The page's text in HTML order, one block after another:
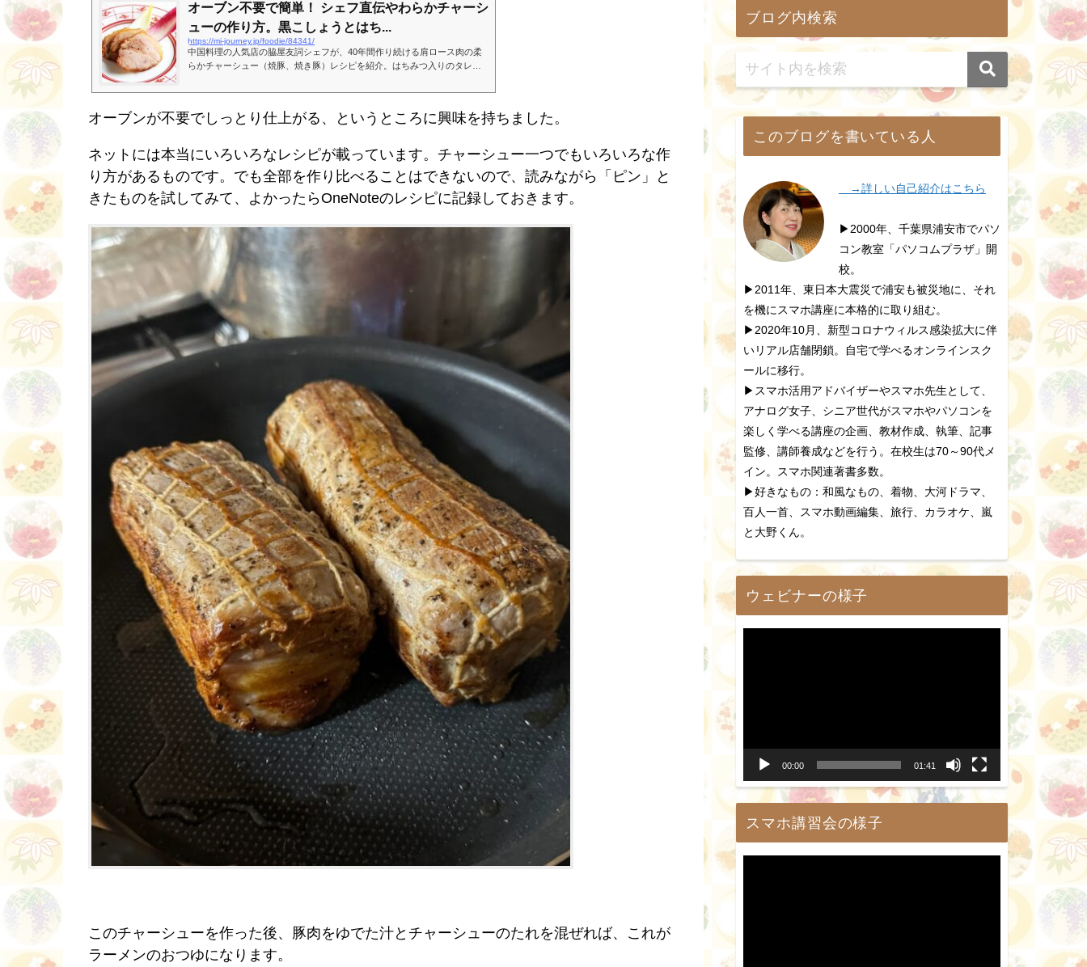
オーブン不要で簡単！ シェフ直伝やわらかチャーシ
ューの作り方。黒こしょうとはち...
https://mi-journey.jp/foodie/84341/
中国料理の人気店の脇屋友詞シェフが、40年間作り続ける肩ロース肉の柔
らかチャーシュー（焼豚、焼き豚）レシピを紹介。はちみつ入りのタレ
か、作り方はオーブン不要で簡単です。作り置きができるので、おせち料
オーブンが不要でしっとり仕上がる、というところに興味を持ちました。
ネットには本当にいろいろなレシピが載っています。チャーシュー一つでもいろいろな作
り方があるものです。でも全部を作り比べることはできないので、読みながら「ピン」と
きたものを試してみて、よかったらOneNoteのレシピに記録しておきます。
このチャーシューを作った後、豚肉をゆでた汁とチャーシューのたれを混ぜれば、これが
ラーメンのおつゆになります。
ブログ内検索
このブログを書いている人
→詳しい自己紹介はこちら
▶2000年、千葉県浦安市でパソ
コン教室「パソコムプラザ」開
校。
▶2011年、東日本大震災で浦安も被災地に、それ
を機にスマホ講座に本格的に取り組む。
▶2020年10月、新型コロナウィルス感染拡大に伴
いリアル店舗閉鎖。自宅で学べるオンラインスク
ールに移行。
▶スマホ活用アドバイザーやスマホ先生として、
アナログ女子、シニア世代がスマホやパソコンを
楽しく学べる講座の企画、教材作成、執筆、記事
監修、講師養成などを行う。在校生は70～90代メ
イン。スマホ関連著書多数。
▶好きなもの：和風なもの、着物、大河ドラマ、
百人一首、スマホ動画編集、旅行、カラオケ、嵐
と大野くん。
ウェビナーの様子
00:00 01:41
スマホ講習会の様子